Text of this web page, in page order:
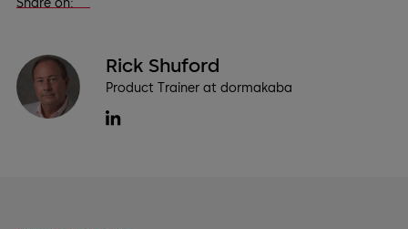
Share on:
Rick Shuford
Product Trainer at dormakaba